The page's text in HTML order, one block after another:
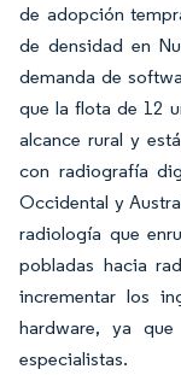
de adopción
de densidad en
demanda de
que la flota de 12
alcance rural y
con radiografía
Occidental y
radiología que
pobladas hacia
incrementar los
hardware, ya
especialistas.